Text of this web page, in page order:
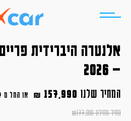
אלנטרה היברידית
– 2026
המחיר שלנו 157,990
₪ או החל מ
מחיר מחירון
₪177,990